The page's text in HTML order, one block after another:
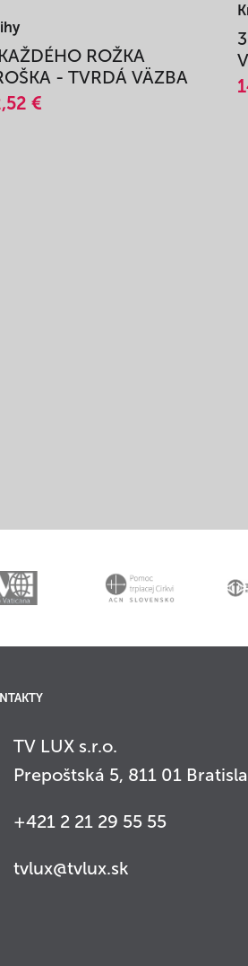
ROŽKA
- TVRDÁ VÄZBA
€
TV LUX s.r.o.
Prepoštská 5, 811 01
+421 2 21 29 55 55
tvlux@tvlux.sk